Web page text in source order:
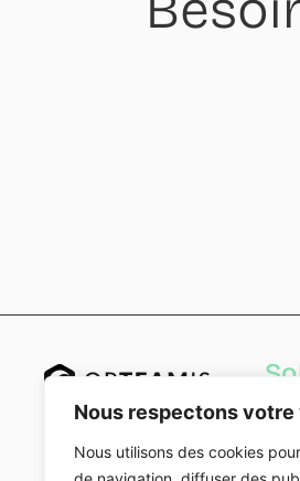
Nous respectons votre
Nous utilisons des cookies